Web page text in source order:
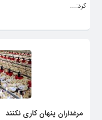
کرد:...
مرغداران پنهان کاری نکنند